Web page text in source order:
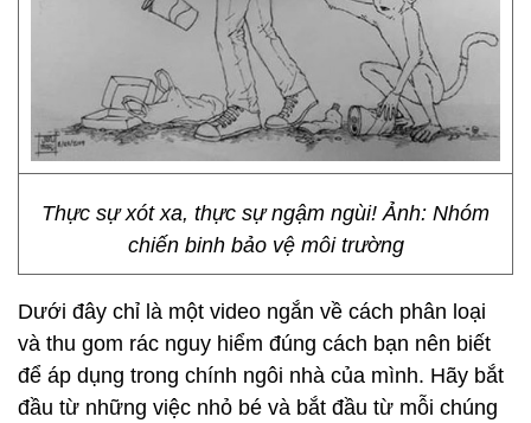
Thực sự xót xa, thực sự ngậm ngùi! Ảnh: Nhóm
chiến binh bảo vệ môi trường
Dưới đây chỉ là một video ngắn về cách phân loại
và thu gom rác nguy hiểm đúng cách bạn nên biết
để áp dụng trong chính ngôi nhà của mình. Hãy bắt
đầu từ những việc nhỏ bé và bắt đầu từ mỗi chúng